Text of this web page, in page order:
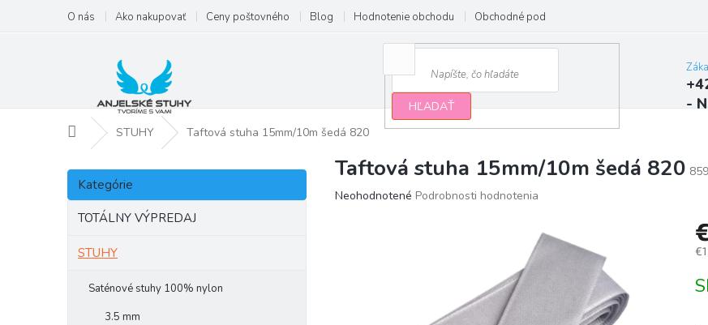
obsah
O nás Ako nakupovať Ceny poštovného Blog Hodnotenie obchodu Obchodné podmienky
HĽADAŤ
-
DomovSTUHY Taftová stuha 15mm/10m šedá 820
B
č
Preskočiť
kategórie
Kategórie
TOTÁLNY VÝPREDAJ
STUHY
Saténové stuhy 100% nylon
3.5 mm
Taftová stuha 15mm/10m šedá 820
Priemerné
Neohodnotené Podrobnosti hodnotenia